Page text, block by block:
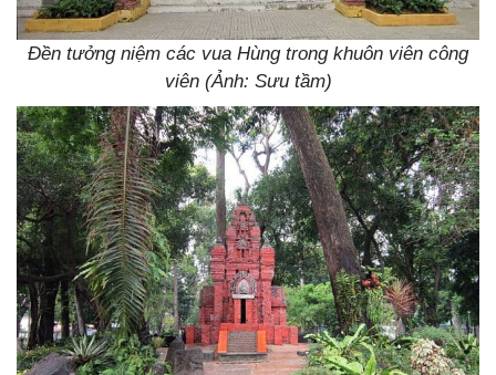
Đền tưởng niệm các vua Hùng trong khuôn viên công
viên (Ảnh: Sưu tầm)